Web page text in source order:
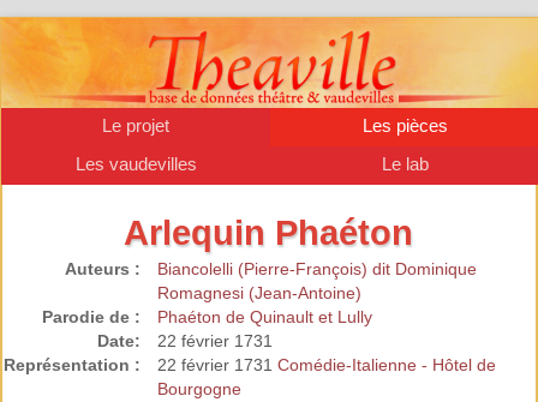
Le projet
Les pièces
Les vaudevilles
Le lab
Arlequin Phaéton
Auteurs :
Biancolelli (Pierre-François) dit Dominique
Romagnesi (Jean-Antoine)
Parodie de :
Phaéton de Quinault et Lully
Date:
22 février 1731
Représentation :
22 février 1731 Comédie-Italienne - Hôtel de
Bourgogne